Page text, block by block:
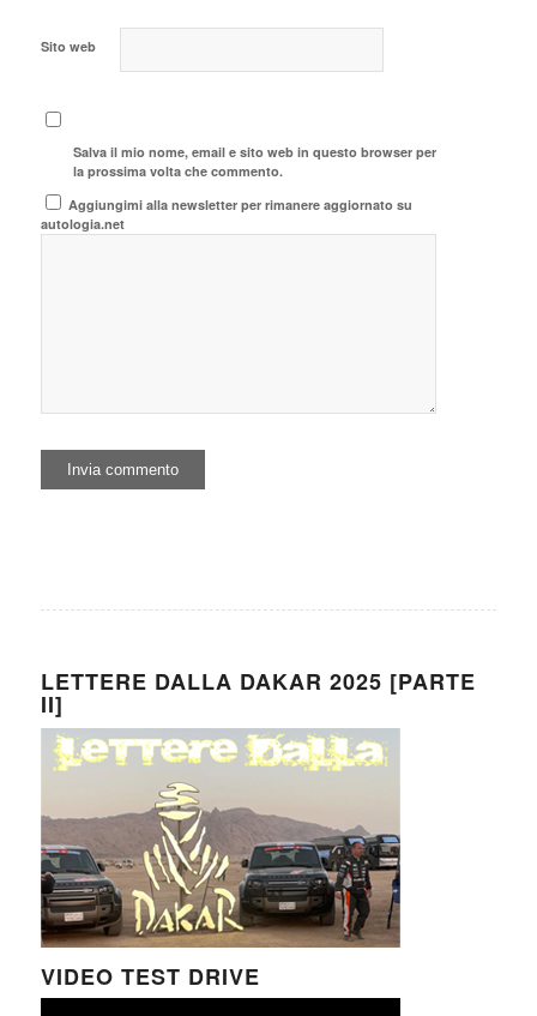
Sito web
Salva il mio nome, email e sito web in questo browser per
la prossima volta che commento.
Aggiungimi alla newsletter per rimanere aggiornato su
autologia.net
LETTERE DALLA DAKAR 2025 [PARTE
II]
VIDEO TEST DRIVE